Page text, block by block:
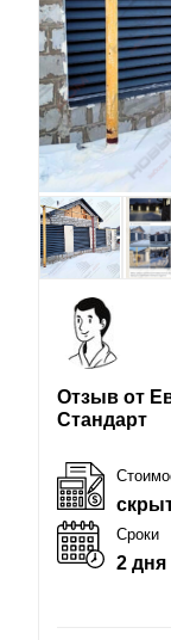
Отзыв от
Стандарт
Сроки
2 дня